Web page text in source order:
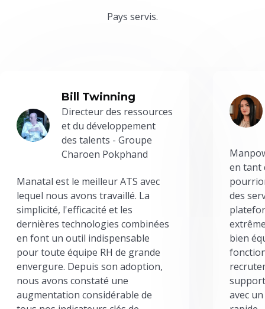
Pays servis.
Bill Twinning
Directeur des ressources
et du développement
des talents - Groupe
Charoen Pokphand
Manatal est le meilleur ATS avec
lequel nous avons travaillé. La
simplicité, l'efficacité et les
dernières technologies combinées
en font un outil indispensable
pour toute équipe RH de grande
envergure. Depuis son adoption,
nous avons constaté une
augmentation considérable de
en tant
des
bien
avec